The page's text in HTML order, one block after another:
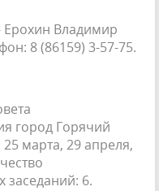
Ерохин Владимир
8 (86159) 3-57-75.
город Горячий
марта, 29 апреля,
6.